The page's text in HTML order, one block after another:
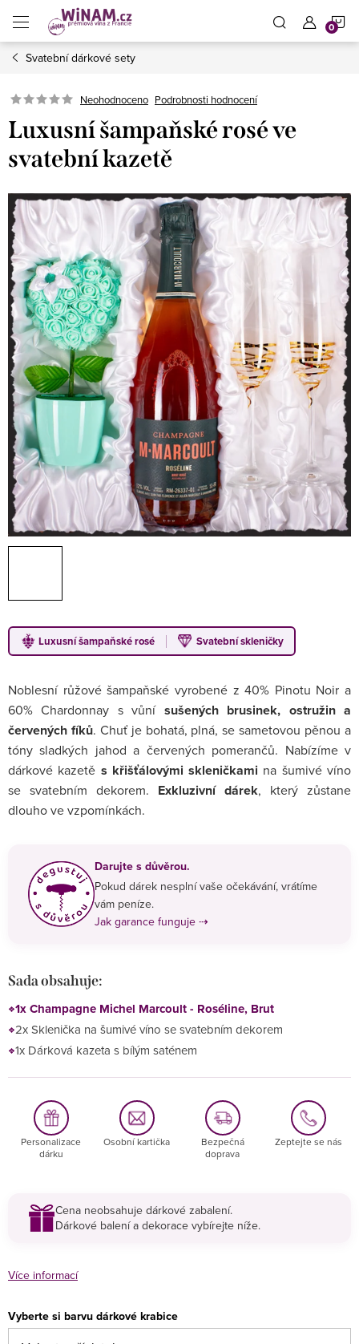
obsah
Svatební dárkové sety
Neohodnoceno Podrobnosti hodnocení
Luxusní šampaňské rosé ve
svatební kazetě
Luxusní šampaňské rosé Svatební skleničky
Noblesní růžové šampaňské vyrobené z 40% Pinotu Noir a
60% Chardonnay s vůní sušených brusinek, ostružin a
červených fíků. Chuť je bohatá, plná, se sametovou pěnou a
tóny sladkých jahod a červených pomerančů. Nabízíme v
dárkové kazetě s křišťálovými skleničkami na šumivé víno
se svatebním dekorem. Exkluzivní dárek, který zůstane
dlouho ve vzpomínkách.
Darujte s důvěrou.
Pokud dárek nesplní vaše očekávání, vrátíme
vám peníze.
Jak garance funguje ⇢
Sada obsahuje:
1x Champagne Michel Marcoult - Roséline, Brut
2x Sklenička na šumivé víno se svatebním dekorem
1x Dárková kazeta s bílým saténem
Personalizace
dárku
Osobní kartička
Bezpečná
doprava
Zeptejte se nás
Cena neobsahuje dárkové zabalení.
Dárkové balení a dekorace vybírejte níže.
Více informací
Vyberte si barvu dárkové krabice